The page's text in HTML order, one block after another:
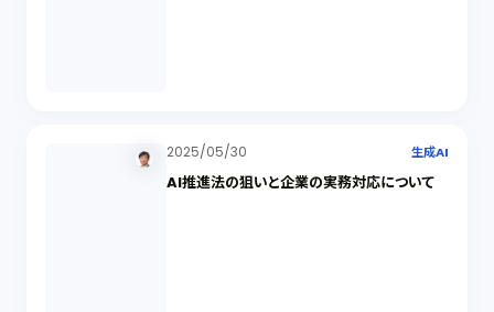
2025/05/30 生成AI
AI推進法の狙いと企業の実務対応について